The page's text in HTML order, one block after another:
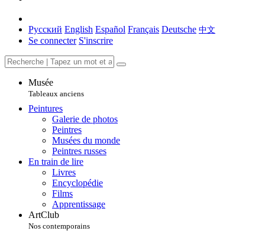
Русский English Español Français Deutsche 中文
Se connecter S'inscrire
Musée
Tableaux anciens
Peintures
Galerie de photos
Peintres
Musées du monde
Peintres russes
En train de lire
Livres
Encyclopédie
Films
Apprentissage
ArtClub
Nos contemporains